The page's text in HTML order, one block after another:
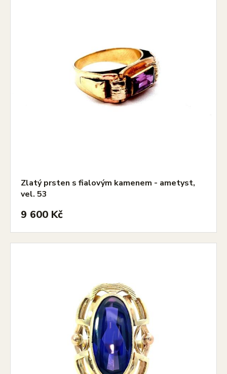
Zlatý prsten s fialovým kamenem - ametyst,
vel. 53
9 600 Kč